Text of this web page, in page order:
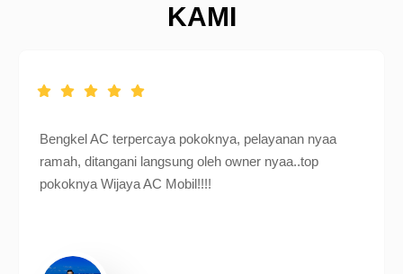
KAMI
Bengkel AC terpercaya pokoknya, pelayanan nyaa
ramah, ditangani langsung oleh owner nyaa..top
pokoknya Wijaya AC Mobil!!!!